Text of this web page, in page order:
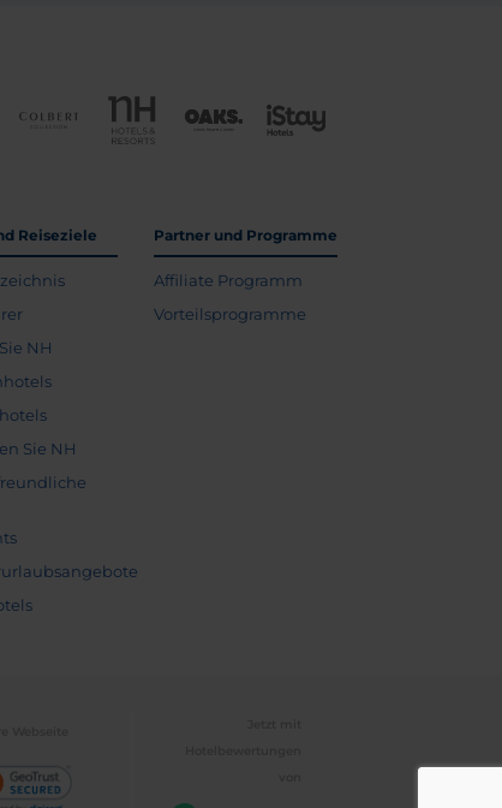
Reiseziele
NH
Sie NH
Partner und Programme
Affiliate Programm
Vorteilsprogramme